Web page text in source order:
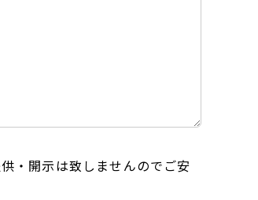
・開示は致しませんのでご安